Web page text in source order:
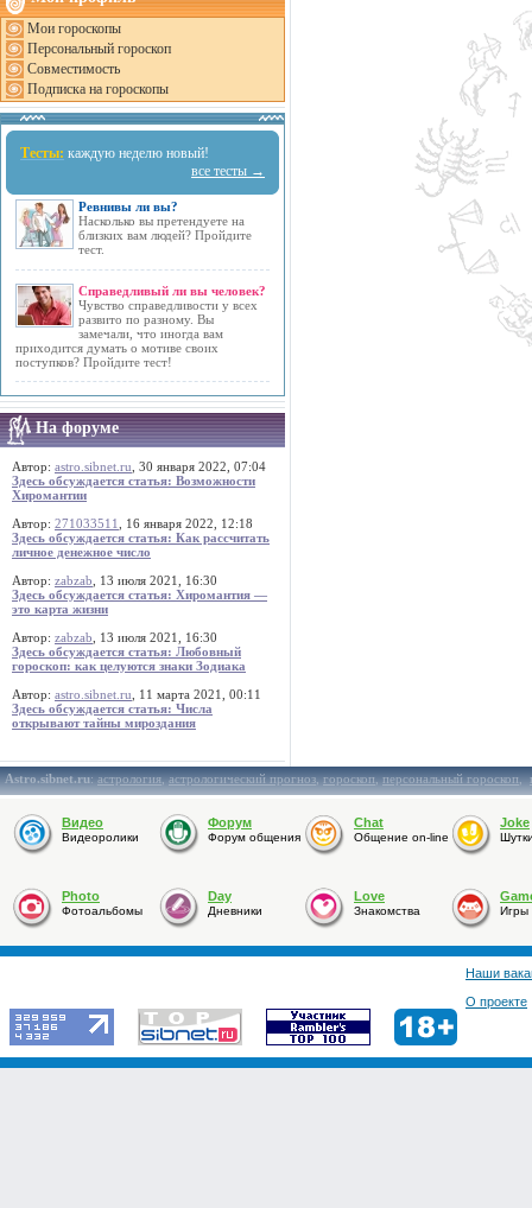
Мои гороскопы
Персональный гороскоп
Совместимость
Подписка на гороскопы
Тесты: каждую неделю новый!
все тесты →
Ревнивы ли вы?
Насколько вы претендуете на
близких вам людей? Пройдите
тест.
Справедливый ли вы человек?
Чувство справедливости у всех
развито по разному. Вы
замечали, что иногда вам
приходится думать о мотиве своих
поступков? Пройдите тест!
На форуме
Автор: astro.sibnet.ru , 30 января 2022, 07:04
Здесь обсуждается статья: Возможности
Хиромантии
Автор: 271033511
, 16 января 2022, 12:18
Здесь обсуждается статья: Как рассчитать
личное денежное число
Автор: zabzab , 13 июля 2021, 16:30
Здесь обсуждается статья: Хиромантия —
это карта жизни
Автор: zabzab , 13 июля 2021, 16:30
Здесь обсуждается статья: Любовный
гороскоп: как целуются знаки Зодиака
Автор: astro.sibnet.ru , 11 марта 2021, 00:11
Здесь обсуждается статья: Числа
открывают тайны мироздания
Astro.sibnet.ru:астрология,астрологический прогноз,гороскоп,персональный гороскоп,
Видео
Видеоролики
Форум
Форум общения
Chat
Общение on-line
Joke
Photo
Фотоальбомы
Day
Дневники
Love
Знакомства Игры
Наши
О проекте